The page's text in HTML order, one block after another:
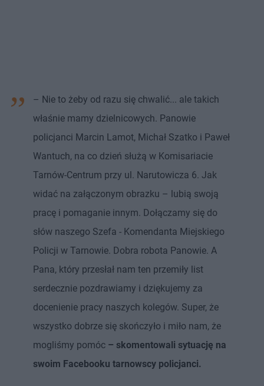
– Nie to żeby od razu się chwalić... ale takich
właśnie mamy dzielnicowych. Panowie
policjanci Marcin Lamot, Michał Szatko i Paweł
Wantuch, na co dzień służą w Komisariacie
Tarnów-Centrum przy ul. Narutowicza 6. Jak
widać na załączonym obrazku – lubią swoją
pracę i pomaganie innym. Dołączamy się do
słów naszego Szefa - Komendanta Miejskiego
Policji w Tarnowie. Dobra robota Panowie. A
Pana, który przesłał nam ten przemiły list
serdecznie pozdrawiamy i dziękujemy za
docenienie pracy naszych kolegów. Super, że
wszystko dobrze się skończyło i miło nam, że
mogliśmy pomóc – skomentowali sytuację na
swoim Facebooku tarnowscy policjanci.